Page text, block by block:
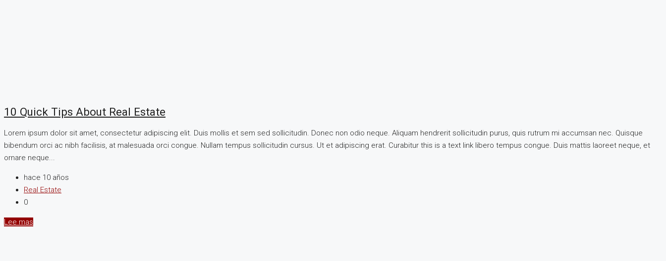
10 Quick Tips About Real Estate
Lorem ipsum dolor sit amet, consectetur adipiscing elit. Duis mollis et sem sed sollicitudin. Donec non odio neque. Aliquam hendrerit sollicitudin purus, quis rutrum mi accumsan nec. Quisque
bibendum orci ac nibh facilisis, at malesuada orci congue. Nullam tempus sollicitudin cursus. Ut et adipiscing erat. Curabitur this is a text link libero tempus congue. Duis mattis laoreet neque, et
ornare neque...
hace 10 años
Real Estate
0
Lee mas